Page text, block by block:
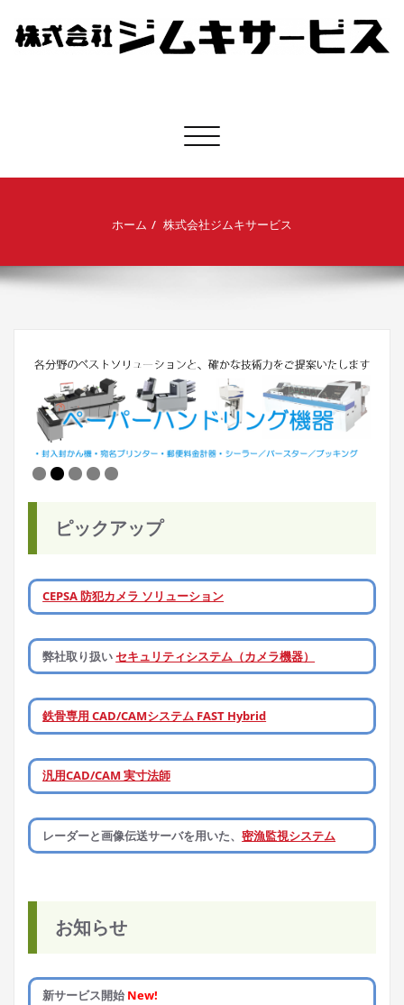
ナビゲーション切り替え
ホーム 株式会社ジムキサービス
ピックアップ
CEPSA 防犯カメラ ソリューション
弊社取り扱いセキュリティシステム（カメラ機器）
鉄骨専用 CAD/CAMシステム FAST Hybrid
汎用CAD/CAM 実寸法師
レーダーと画像伝送サーバを用いた、密漁監視システム
お知らせ
新サービス開始 New!